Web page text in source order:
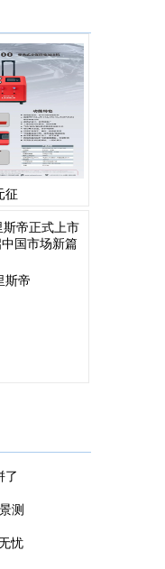
征
斯帝
了
测
忧